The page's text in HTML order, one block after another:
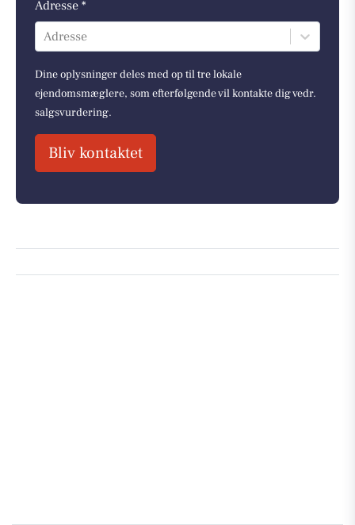
Adresse *
Adresse
Dine oplysninger deles med op til tre lokale
ejendomsmæglere, som efterfølgende vil kontakte dig vedr.
salgsvurdering.
Bliv kontaktet